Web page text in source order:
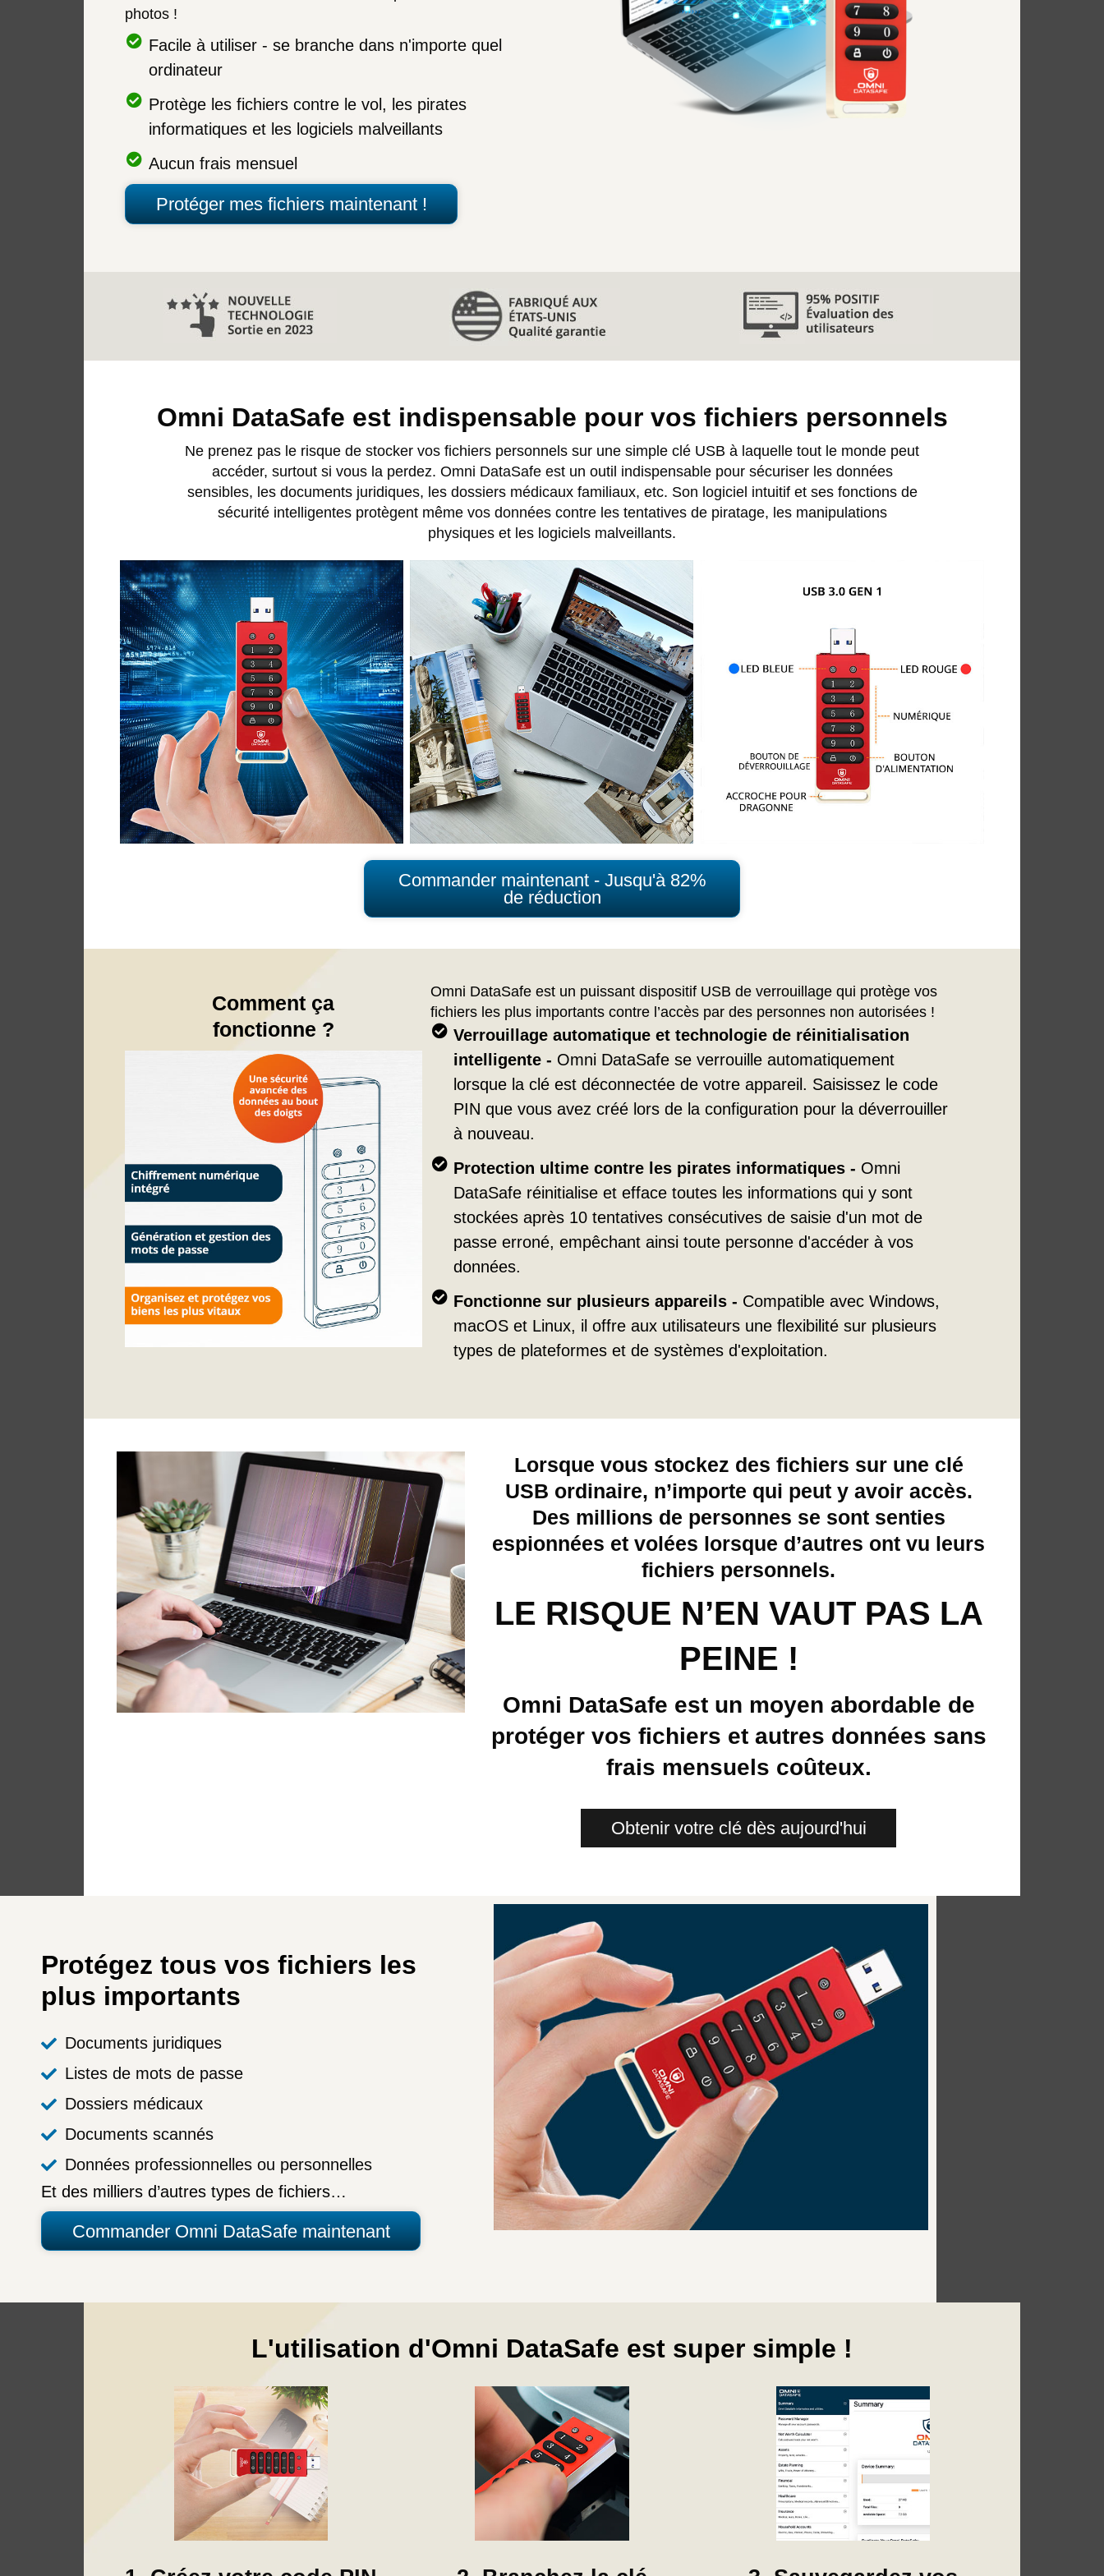
photos !
Facile à utiliser - se branche dans n'importe quel
ordinateur
Protège les fichiers contre le vol, les pirates
informatiques et les logiciels malveillants
Aucun frais mensuel
Protéger mes fichiers maintenant !
Omni DataSafe est indispensable pour vos fichiers personnels
Ne prenez pas le risque de stocker vos fichiers personnels sur une simple clé USB à laquelle tout le monde peut
accéder, surtout si vous la perdez. Omni DataSafe est un outil indispensable pour sécuriser les données
sensibles, les documents juridiques, les dossiers médicaux familiaux, etc. Son logiciel intuitif et ses fonctions de
sécurité intelligentes protègent même vos données contre les tentatives de piratage, les manipulations
physiques et les logiciels malveillants.
Commander maintenant - Jusqu'à 82%
de réduction
Comment ça
fonctionne ?
Omni DataSafe est un puissant dispositif USB de verrouillage qui protège vos
fichiers les plus importants contre l’accès par des personnes non autorisées !
Verrouillage automatique et technologie de réinitialisation
intelligente - Omni DataSafe se verrouille automatiquement
lorsque la clé est déconnectée de votre appareil. Saisissez le code
PIN que vous avez créé lors de la configuration pour la déverrouiller
à nouveau.
Protection ultime contre les pirates informatiques - Omni
DataSafe réinitialise et efface toutes les informations qui y sont
stockées après 10 tentatives consécutives de saisie d'un mot de
passe erroné, empêchant ainsi toute personne d'accéder à vos
données.
Fonctionne sur plusieurs appareils - Compatible avec Windows,
macOS et Linux, il offre aux utilisateurs une flexibilité sur plusieurs
types de plateformes et de systèmes d'exploitation.
Lorsque vous stockez des fichiers sur une clé
USB ordinaire, n’importe qui peut y avoir accès.
Des millions de personnes se sont senties
espionnées et volées lorsque d’autres ont vu leurs
fichiers personnels.
LE RISQUE N’EN VAUT PAS LA
PEINE !
Omni DataSafe est un moyen abordable de
protéger vos fichiers et autres données sans
frais mensuels coûteux.
Obtenir votre clé dès aujourd'hui
Protégez tous vos fichiers les
plus importants
Documents juridiques
Listes de mots de passe
Dossiers médicaux
Documents scannés
Données professionnelles ou personnelles
Et des milliers d’autres types de fichiers…
Commander Omni DataSafe maintenant
L'utilisation d'Omni DataSafe est super simple !